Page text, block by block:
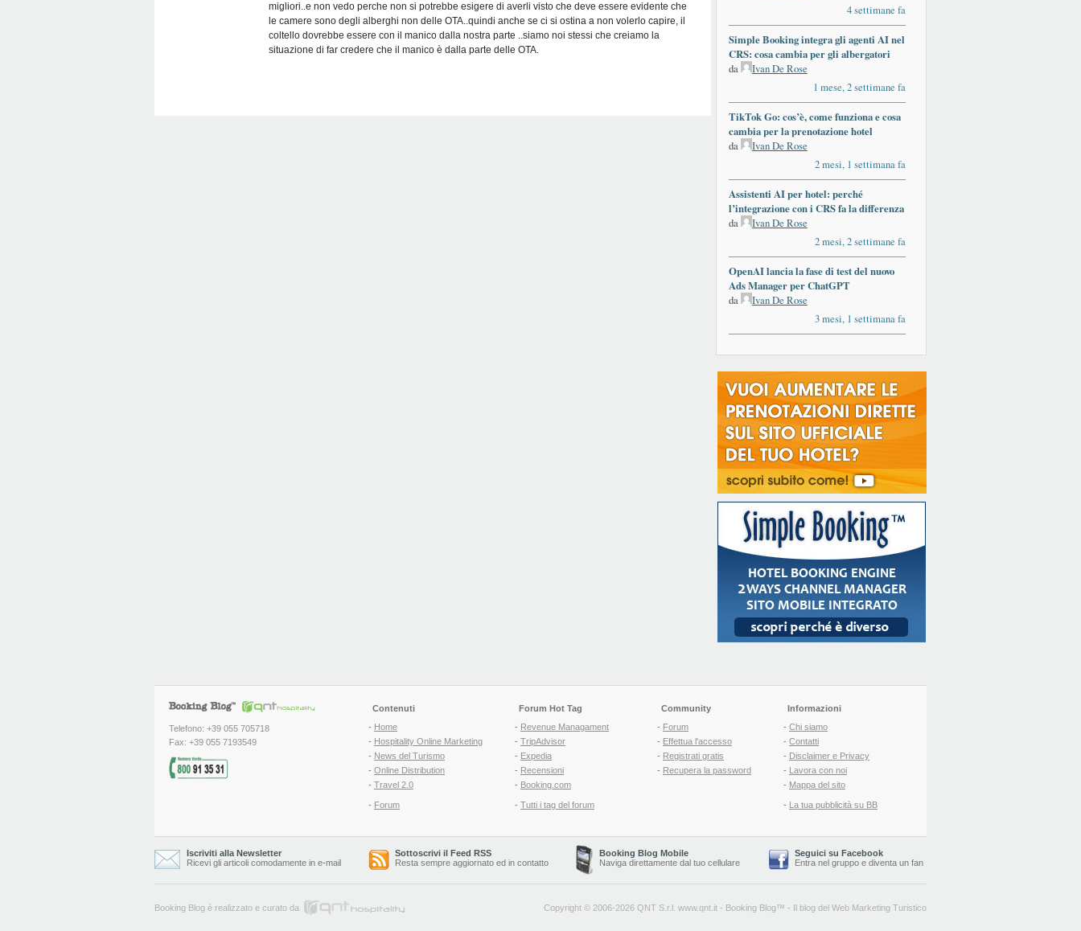
migliori..e non vedo perche non si potrebbe esigere di averli visto che deve essere evidente che
le camere sono degli alberghi non delle OTA..quindi anche se ci si ostina a non volerlo capire, il
coltello dovrebbe essere con il manico dalla nostra parte ..siamo noi stessi che creiamo la
situazione di far credere che il manico è dalla parte delle OTA.
4 settimane fa
Simple Booking integra gli agenti AI nel
CRS: cosa cambia per gli albergatori
da
Ivan De Rose
1 mese, 2 settimane fa
TikTok Go: cos’è, come funziona e cosa
cambia per la prenotazione hotel
da
Ivan De Rose
2 mesi, 1 settimana fa
Assistenti AI per hotel: perché
l’integrazione con i CRS fa la differenza
da
Ivan De Rose
2 mesi, 2 settimane fa
OpenAI lancia la fase di test del nuovo
Ads Manager per ChatGPT
da
Ivan De Rose
3 mesi, 1 settimana fa
Telefono: +39 055 705718
Fax: +39 055 7193549
Contenuti
- Home
- Hospitality Online Marketing
- News del Turismo
- Online Distribution
- Travel 2.0
- Forum
Forum Hot Tag
- Revenue Managament
- TripAdvisor
- Expedia
- Recensioni
- Booking.com
- Tutti i tag del forum
Community
- Forum
- Effettua l'accesso
- Registrati gratis
- Recupera la password
Informazioni
- Chi siamo
- Contatti
- Disclaimer e Privacy
- Lavora con noi
- Mappa del sito
- La tua pubblicità su BB
Iscriviti alla Newsletter
Ricevi gli articoli comodamente in e-mail
Sottoscrivi il Feed RSS
Resta sempre aggiornato ed in contatto
Booking Blog Mobile
Naviga direttamente dal tuo cellulare
Seguici su Facebook
Entra nel gruppo e diventa un fan
Booking Blog è realizzato e curato da Copyright © 2006-2026 QNT S.r.l. www.qnt.it - Booking Blog™ - Il blog del Web Marketing Turistico